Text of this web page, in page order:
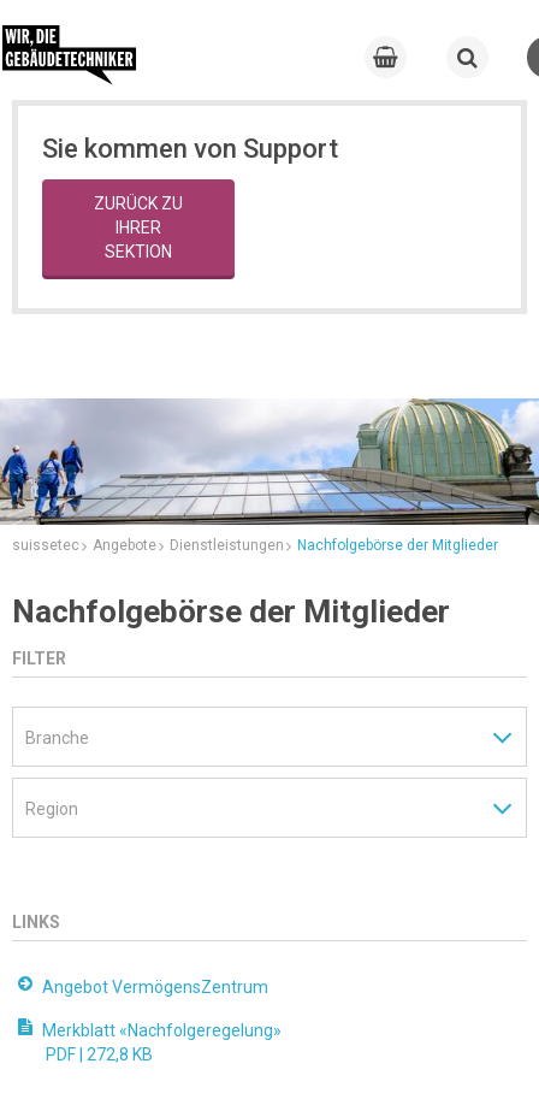
Sie kommen von Support
ZURÜCK ZU
IHRER
SEKTION
suissetec Angebote Dienstleistungen Nachfolgebörse der Mitglieder
Nachfolgebörse der Mitglieder
FILTER
LINKS
Angebot VermögensZentrum
Merkblatt «Nachfolgeregelung»
PDF | 272,8 KB